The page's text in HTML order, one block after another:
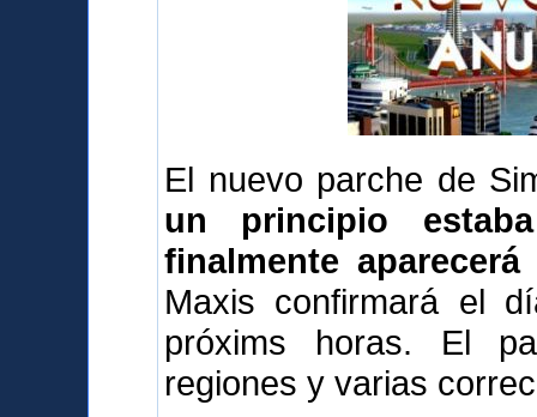
El nuevo parche de
un principio
finalmente
Maxis confirmará el
próxims horas. El
regiones y varias